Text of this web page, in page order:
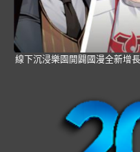
線下沉浸樂園開闢國漫全新增